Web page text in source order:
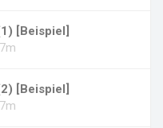
[Beispiel]
7m
[Beispiel]
7m